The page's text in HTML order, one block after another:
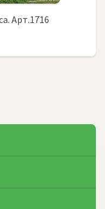
Арт.1716